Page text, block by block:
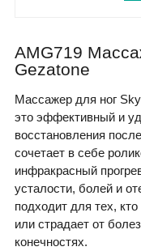
AMG719
Gezatone
Массажер для ног
это эффективный и
восстановления
сочетает в себе
инфракрасный
усталости, болей и
подходит для тех,
или страдает от
конечностях.